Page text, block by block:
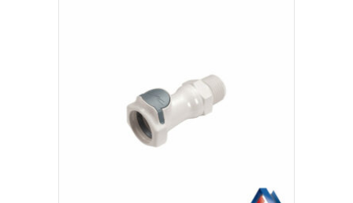
IN DEN WARENKORB